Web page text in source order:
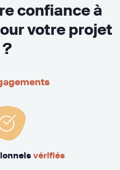
confiance à
votre projet
?
vérifiés